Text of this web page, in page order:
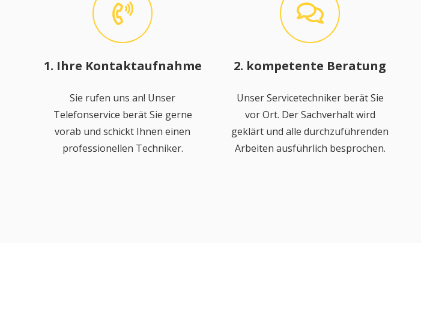
1. Ihre Kontaktaufnahme
Sie rufen uns an! Unser
Telefonservice berät Sie gerne
vorab und schickt Ihnen einen
professionellen Techniker.
2. kompetente Beratung
Unser Servicetechniker berät Sie
vor Ort. Der Sachverhalt wird
geklärt und alle durchzuführenden
Arbeiten ausführlich besprochen.